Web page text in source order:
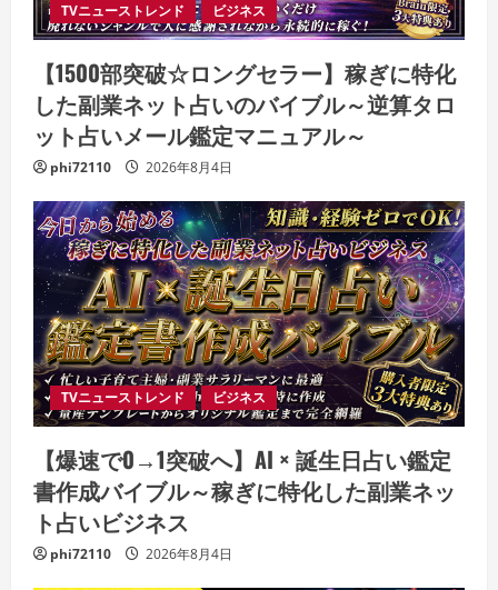
TVニューストレンド ビジネス
【1500部突破☆ロングセラー】稼ぎに特化
した副業ネット占いのバイブル～逆算タロ
ット占いメール鑑定マニュアル～
phi72110 2026年8月4日
TVニューストレンド ビジネス
【爆速で0→1突破へ】AI × 誕生日占い鑑定
書作成バイブル～稼ぎに特化した副業ネッ
ト占いビジネス
phi72110 2026年8月4日